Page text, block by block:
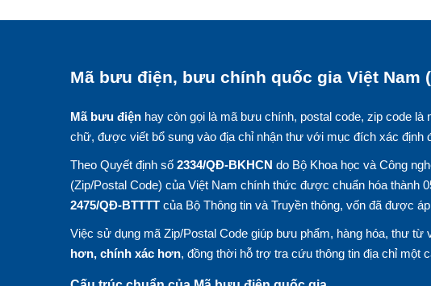
Mã bưu điện, bưu chính quốc gia Việt Nam
Mã bưu điện hay còn gọi là mã bưu chính, postal code, zip code
chữ, được viết bổ sung vào địa chỉ nhận thư với mục đích xác định
Theo Quyết định số 2334/QĐ-BKHCN do Bộ Khoa học và Công
(Zip/Postal Code) của Việt Nam chính thức được chuẩn hóa thành
2475/QĐ-BTTTT của Bộ Thông tin và Truyền thông, vốn đã được
Việc sử dụng mã Zip/Postal Code giúp bưu phẩm, hàng hóa, thư
hơn, chính xác hơn, đồng thời hỗ trợ tra cứu thông tin địa chỉ một